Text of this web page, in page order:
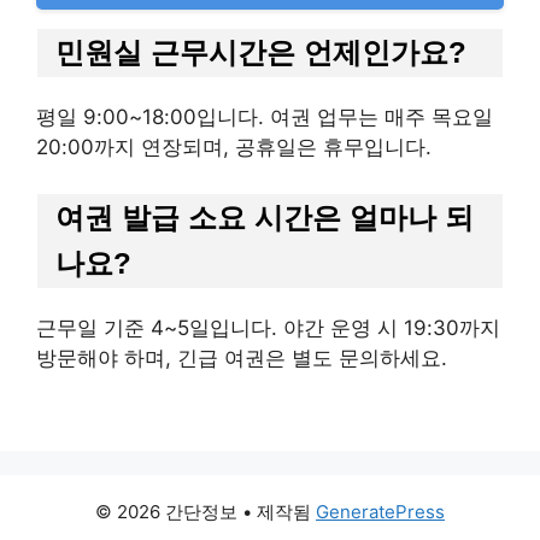
민원실 근무시간은 언제인가요?
평일 9:00~18:00입니다. 여권 업무는 매주 목요일
20:00까지 연장되며, 공휴일은 휴무입니다.
여권 발급 소요 시간은 얼마나 되
나요?
근무일 기준 4~5일입니다. 야간 운영 시 19:30까지
방문해야 하며, 긴급 여권은 별도 문의하세요.
© 2026 간단정보 • 제작됨 GeneratePress